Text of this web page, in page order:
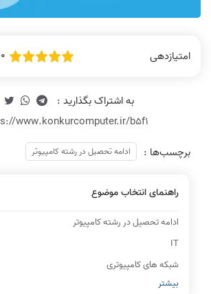
امتیازدهی
www.konkurcomputer.ir/b5f1
برچسب‌ها :
ادامه تحصیل در رشته کامپیوتر
راهنمای انتخاب موضوع
ادامه تحصیل در رشته کامپیوتر
IT
شبکه های کامپیوتری
مشاغل رشته کامپیوتر
بیشتر